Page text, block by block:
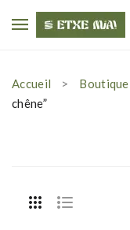
Accueil Boutique
chêne”